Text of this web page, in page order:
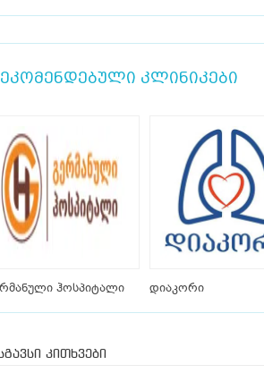
კლინიკები
ჰოსპიტალი დიაკორი
კითხვები